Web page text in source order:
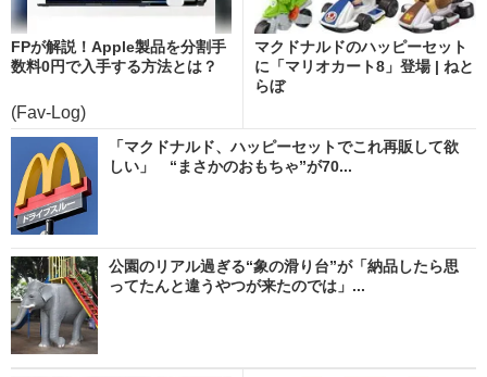
FPが解説！Apple製品を分割手
数料0円で入手する方法とは？
(Fav-Log)
マクドナルドのハッピーセット
に「マリオカート8」登場 | ねと
らぼ
「マクドナルド、ハッピーセットでこれ再販して欲
しい」 “まさかのおもちゃ”が70...
公園のリアル過ぎる“象の滑り台”が「納品したら思
ってたんと違うやつが来たのでは」...